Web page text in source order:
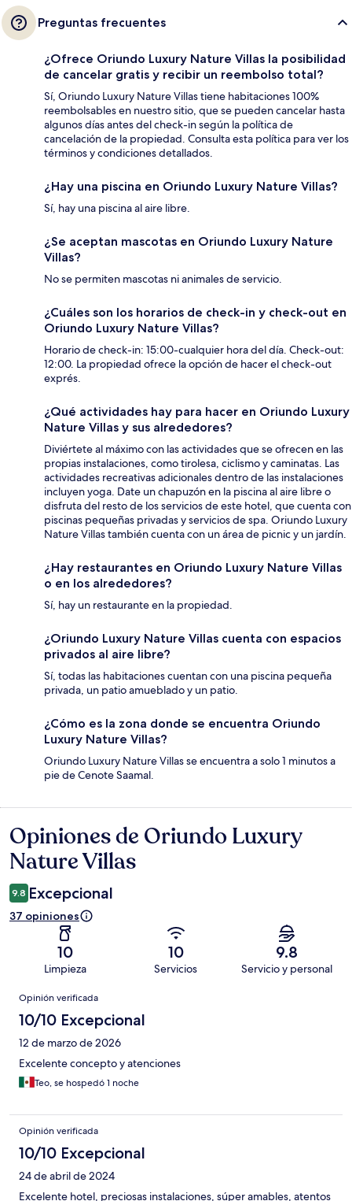
Preguntas frecuentes
¿Ofrece Oriundo Luxury Nature Villas la posibilidad
de cancelar gratis y recibir un reembolso total?
Sí, Oriundo Luxury Nature Villas tiene habitaciones 100%
reembolsables en nuestro sitio, que se pueden cancelar hasta
algunos días antes del check-in según la política de
cancelación de la propiedad. Consulta esta política para ver los
términos y condiciones detallados.
¿Hay una piscina en Oriundo Luxury Nature Villas?
Sí, hay una piscina al aire libre.
¿Se aceptan mascotas en Oriundo Luxury Nature
Villas?
No se permiten mascotas ni animales de servicio.
¿Cuáles son los horarios de check-in y check-out en
Oriundo Luxury Nature Villas?
Horario de check-in: 15:00-cualquier hora del día. Check-out:
12:00. La propiedad ofrece la opción de hacer el check-out
exprés.
¿Qué actividades hay para hacer en Oriundo Luxury
Nature Villas y sus alrededores?
Diviértete al máximo con las actividades que se ofrecen en las
propias instalaciones, como tirolesa, ciclismo y caminatas. Las
actividades recreativas adicionales dentro de las instalaciones
incluyen yoga. Date un chapuzón en la piscina al aire libre o
disfruta del resto de los servicios de este hotel, que cuenta con
piscinas pequeñas privadas y servicios de spa. Oriundo Luxury
Nature Villas también cuenta con un área de picnic y un jardín.
¿Hay restaurantes en Oriundo Luxury Nature Villas
o en los alrededores?
Sí, hay un restaurante en la propiedad.
¿Oriundo Luxury Nature Villas cuenta con espacios
privados al aire libre?
Sí, todas las habitaciones cuentan con una piscina pequeña
privada, un patio amueblado y un patio.
¿Cómo es la zona donde se encuentra Oriundo
Luxury Nature Villas?
Oriundo Luxury Nature Villas se encuentra a solo 1 minutos a
pie de Cenote Saamal.
Opiniones
Opiniones de Oriundo Luxury
Nature Villas
9.8 Excepcional
37 opiniones
10
Limpieza
10
Servicios
9.8
Servicio y personal
Opiniones
Opinión verificada
10/10 Excepcional
12 de marzo de 2026
Excelente concepto y atenciones
Teo, se hospedó 1 noche
Opinión verificada
10/10 Excepcional
24 de abril de 2024
Excelente hotel, preciosas instalaciones, súper amables, atentos